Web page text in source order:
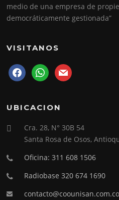
medio de una empresa de
democráticamente gestionada”
VISITANOS
facebookwhatsapp
mail
UBICACION
Cra. 28, N° 30B 54
Santa Rosa de Osos,
Oficina: 311 608 1506
Radiobase 320 674 1690
contacto@coounisan.com.co